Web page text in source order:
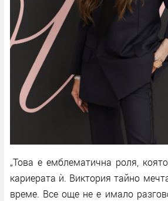
„Това е емблематична роля,
кариерата ѝ. Виктория тайно
време. Все още не е имало